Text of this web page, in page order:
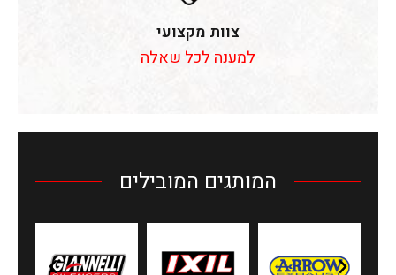
צוות מקצועי
למענה לכל שאלה
המותגים המובילים